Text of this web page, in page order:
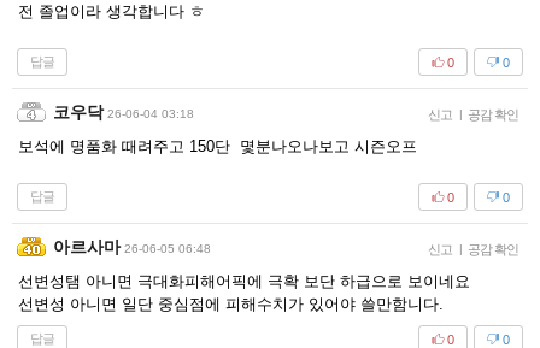
전 졸업이라 생각합니다 ㅎ
답글 0
0
코우닥 26-06-04 03:18 신고 | 공감 확인
보석에 명품화 때려주고 150단 몇분나오나보고 시즌오프
답글 0
0
아르사마 26-06-05 06:48 신고 | 공감 확인
선변성탬 아니면 극대화피해어픽에 극확 보단 하급으로 보이네요
선변성 아니면 일단 중심점에 피해수치가 있어야 쓸만함니다.
답글 0
0